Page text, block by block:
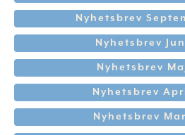
Nyhetsbrev
Nyhetsbrev
Nyhetsbrev
Nyhetsbrev
Nyhetsbrev